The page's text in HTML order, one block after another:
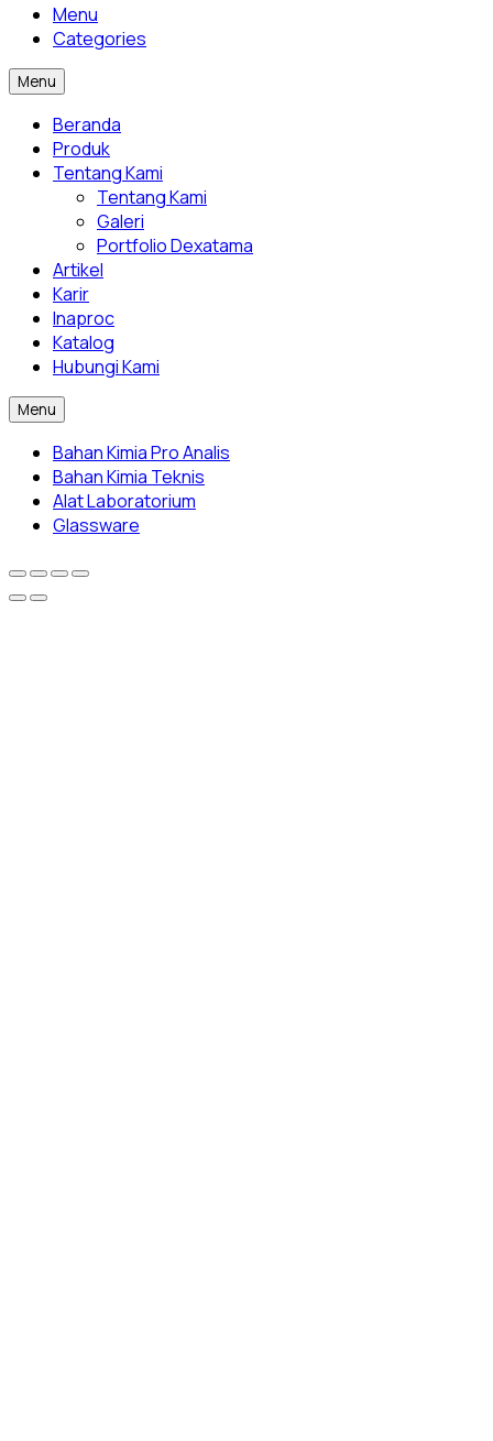
Menu
Categories
Menu
Beranda
Produk
Tentang Kami
Tentang Kami
Galeri
Portfolio Dexatama
Artikel
Karir
Inaproc
Katalog
Hubungi Kami
Menu
Bahan Kimia Pro Analis
Bahan Kimia Teknis
Alat Laboratorium
Glassware